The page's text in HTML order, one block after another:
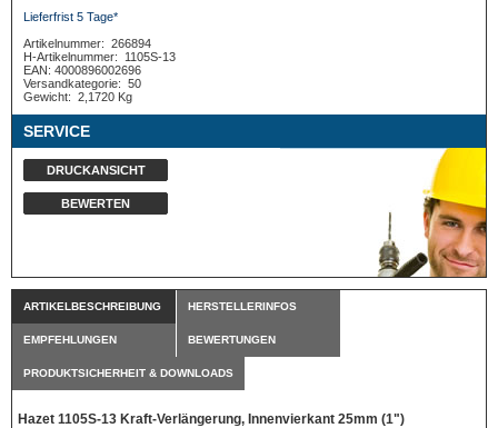
Lieferfrist 5 Tage*
Artikelnummer: 266894
H-Artikelnummer:
1105S-13
EAN: 4000896002696
Versandkategorie: 50
Gewicht: 2,1720 Kg
SERVICE
DRUCKANSICHT
BEWERTEN
ARTIKELBESCHREIBUNG HERSTELLERINFOS
EMPFEHLUNGEN BEWERTUNGEN
PRODUKTSICHERHEIT & DOWNLOADS
Hazet 1105S-13 Kraft-Verlängerung, Innenvierkant 25mm (1")